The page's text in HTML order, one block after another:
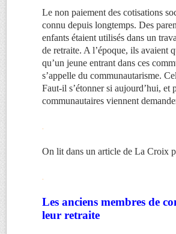
Le non paiement des cotisations
connu depuis longtemps. Des
enfants étaient utilisés dans un
de retraite. A l’époque, ils avaient
qu’un jeune entrant dans ces
s’appelle du communautarisme.
Faut-il s’étonner si aujourd’hui, et
communautaires viennent
.
On lit dans un article de La Croix
.
Les anciens membres de
leur retraite